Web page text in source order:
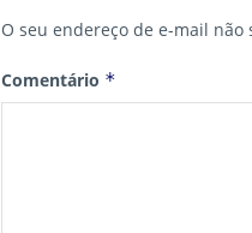
O seu endereço de e-mail não
Comentário *